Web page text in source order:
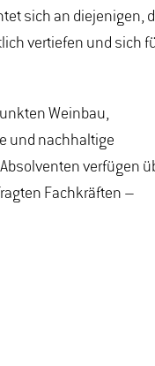
sich an diejenigen,
vertiefen und sich
Weinbau,
und nachhaltige
verfügen
Fachkräften –